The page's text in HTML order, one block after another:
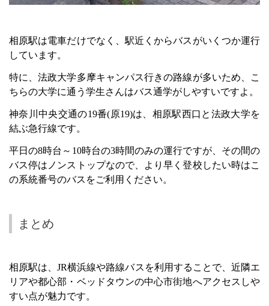
相原駅は電車だけでなく、駅近くからバスがいくつか運行
しています。
特に、法政大学多摩キャンパス行きの路線が多いため、こ
ちらの大学に通う学生さんはバス通学がしやすいですよ。
神奈川中央交通の19番(原19)は、相原駅西口と法政大学を
結ぶ急行線です。
平日の8時台～ 10時台の3時間のみの運行ですが、その間の
バス停はノンストップなので、より早く登校したい時はこ
の系統番号のバスをご利用ください。
まとめ
相原駅は、JR横浜線や路線バスを利用することで、近隣エ
リアや都心部・ベッドタウンの中心市街地へアクセスしや
すい点が魅力です。